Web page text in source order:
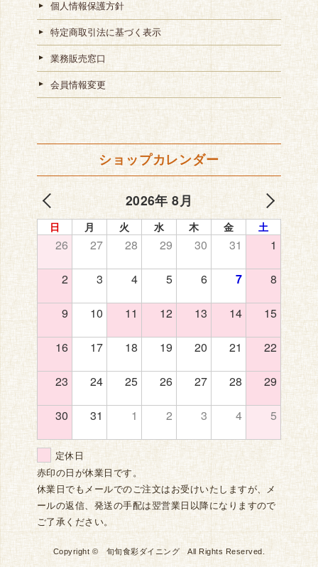
個人情報保護方針
特定商取引法に基づく表示
業務販売窓口
会員情報変更
ショップカレンダー
2026年 8月
日 月 火 水 木 金 土
26 27 28 29 30 31 1
2 3 4 5 6 7 8
9 10 11 12 13 14 15
16 17 18 19 20 21 22
23 24 25 26 27 28 29
30 31 1 2 3 4 5
定休日
赤印の日が休業日です。
休業日でもメールでのご注文はお受けいたしますが、メ
ールの返信、発送の手配は翌営業日以降になりますので
ご了承ください。
Copyright © 旬旬食彩ダイニング All Rights Reserved.